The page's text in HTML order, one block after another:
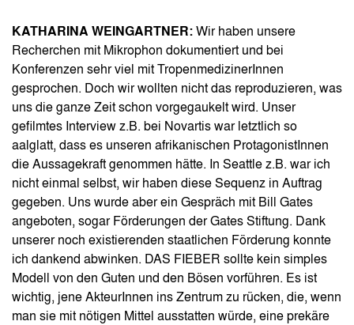
KATHARINA WEINGARTNER: Wir haben unsere
Recherchen mit Mikrophon dokumentiert und bei
Konferenzen sehr viel mit TropenmedizinerInnen
gesprochen. Doch wir wollten nicht das reproduzieren, was
uns die ganze Zeit schon vorgegaukelt wird. Unser
gefilmtes Interview z.B. bei Novartis war letztlich so
aalglatt, dass es unseren afrikanischen ProtagonistInnen
die Aussagekraft genommen hätte. In Seattle z.B. war ich
nicht einmal selbst, wir haben diese Sequenz in Auftrag
gegeben. Uns wurde aber ein Gespräch mit Bill Gates
angeboten, sogar Förderungen der Gates Stiftung. Dank
unserer noch existierenden staatlichen Förderung konnte
ich dankend abwinken. DAS FIEBER sollte kein simples
Modell von den Guten und den Bösen vorführen. Es ist
wichtig, jene AkteurInnen ins Zentrum zu rücken, die, wenn
man sie mit nötigen Mittel ausstatten würde, eine prekäre